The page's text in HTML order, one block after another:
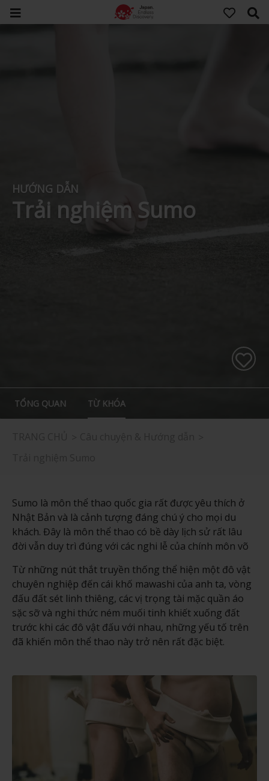
HƯỚNG DẪN
Trải nghiệm Sumo
TỔNG QUAN TỪ KHÓA
Sumo là môn thể thao quốc gia rất được yêu thích ở
Nhật Bản và là cảnh tượng đáng chú ý cho mọi du
khách. Đây là môn thể thao có bề dày lịch sử rất lâu
đời vẫn duy trì đúng với các nghi lễ của chính môn võ
Từ những nút thắt truyền thống thể hiện một đô vật
chuyên nghiệp đến cái khố mawashi của anh ta, vòng
đấu đất sét linh thiêng, các vị trọng tài mặc quần áo
sặc sỡ và nghi thức ném muối tinh khiết xuống đất
trước khi các đô vật đấu với nhau, những yếu tố trên
đã khiến môn thể thao này trở nên rất đặc biệt.